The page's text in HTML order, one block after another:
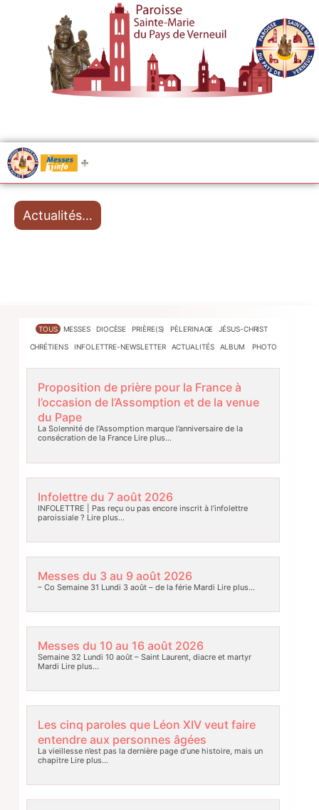
Messes
Actualités…
TOUS MESSES DIOCÈSE PRIÈRE(S) PÈLERINAGE JÉSUS-CHRIST
CHRÉTIENS INFOLETTRE-NEWSLETTER ACTUALITÉS ALBUM PHOTO
Proposition de prière pour la France à
l’occasion de l’Assomption et de la venue
du Pape
La Solennité de l’Assomption marque l’anniversaire de la
consécration de la FranceLire plus…
Infolettre du 7 août 2026
INFOLETTRE | Pas reçu ou pas encore inscrit à l’infolettre
paroissiale ? Lire plus…
Messes du 3 au 9 août 2026
– Co Semaine 31 Lundi 3 août – de la férie Mardi Lire plus…
Messes du 10 au 16 août 2026
Semaine 32 Lundi 10 août – Saint Laurent, diacre et martyr
Mardi Lire plus…
Les cinq paroles que Léon XIV veut faire
entendre aux personnes âgées
La vieillesse n’est pas la dernière page d’une histoire, mais un
chapitreLire plus…